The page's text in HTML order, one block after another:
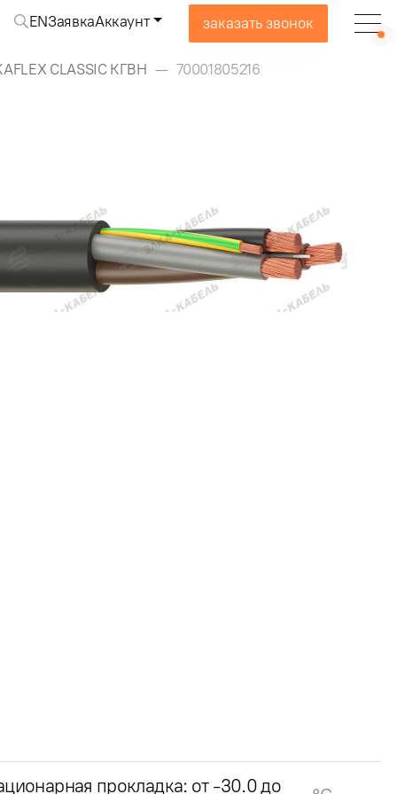
ENЗаявкаАккаунт заказать звонок
CLASSIC КГВН 70001805216
прокладка: от -30.0 до